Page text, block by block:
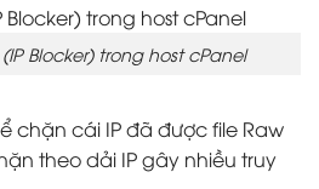
Blocker) trong host cPanel
chặn cái IP đã được file Raw
theo dải IP gây nhiều truy